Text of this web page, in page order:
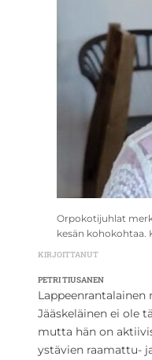
Orpokotijuhlat
kesän kohokohtaa.
KIRJOITTANUT
PETRI TIUSANEN
Lappeenrantalainen
Jääskeläinen ei ole
mutta hän on
ystävien raamattu-